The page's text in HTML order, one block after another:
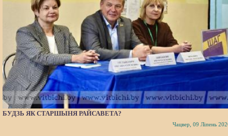
БУДЗЬ ЯК СТАРШЫНЯ РАЙСАВЕТА?
Чацвер, 09 Ліпень